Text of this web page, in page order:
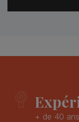
+ de 40